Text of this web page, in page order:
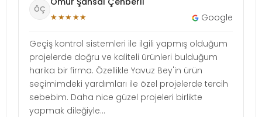
ÖÇ
★★★★★ Google
Geçiş kontrol sistemleri ile ilgili yapmış olduğum
projelerde doğru ve kaliteli ürünleri bulduğum
harika bir firma. Özellikle Yavuz Bey'in ürün
seçimimdeki yardımları ile özel projelerde tercih
sebebim. Daha nice güzel projeleri birlikte
yapmak dileğiyle...